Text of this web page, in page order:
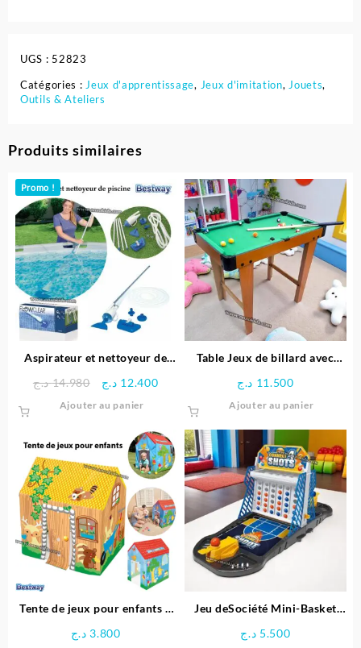
UGS : 52823
Catégories : Jeux d'apprentissage, Jeux d'imitation, Jouets,
Outils & Ateliers
Produits similaires
Promo !
Aspirateur et nettoyeur de
14.980 د.ج
Le
14.980 د.ج.
12.400 د.ج
Le
actuel
est :
12.400 د.ج.
Ajouter au panier
Table Jeux de billard avec
11.500 د.ج
Ajouter au panier
Tente de jeux pour enfants –
3.800 د.ج
Jeu deSociété Mini-Basket
5.500 د.ج